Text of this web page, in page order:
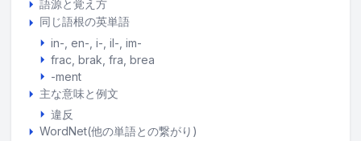
語源と覚え方
同じ語根の英単語
in-, en-, i-, il-, im-
frac brak fra brea
-ment
主な意味と例文
違反
WordNet(他の単語との繋がり)